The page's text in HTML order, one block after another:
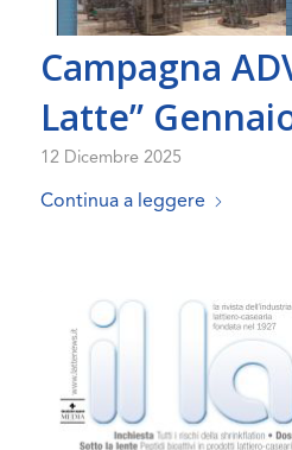
Campagna
Latte”
12 Dicembre 2025
Continua a leggere